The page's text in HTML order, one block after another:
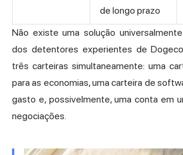
de longo prazo
Não existe uma solução
dos detentores experientes de
três carteiras simultaneamente: uma
para as economias, uma carteira de
gasto e, possivelmente, uma conta em
negociações.